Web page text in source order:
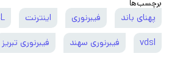
برچسب‌ها
پهنای باند فیبرنوری اینترنت
vdsl فیبرنوری سهند فیبرنوری تبریز